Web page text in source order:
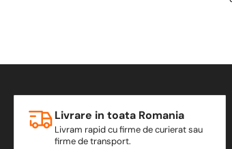
Livrare in toata Romania
Livram rapid cu firme de curierat sau
firme de transport.